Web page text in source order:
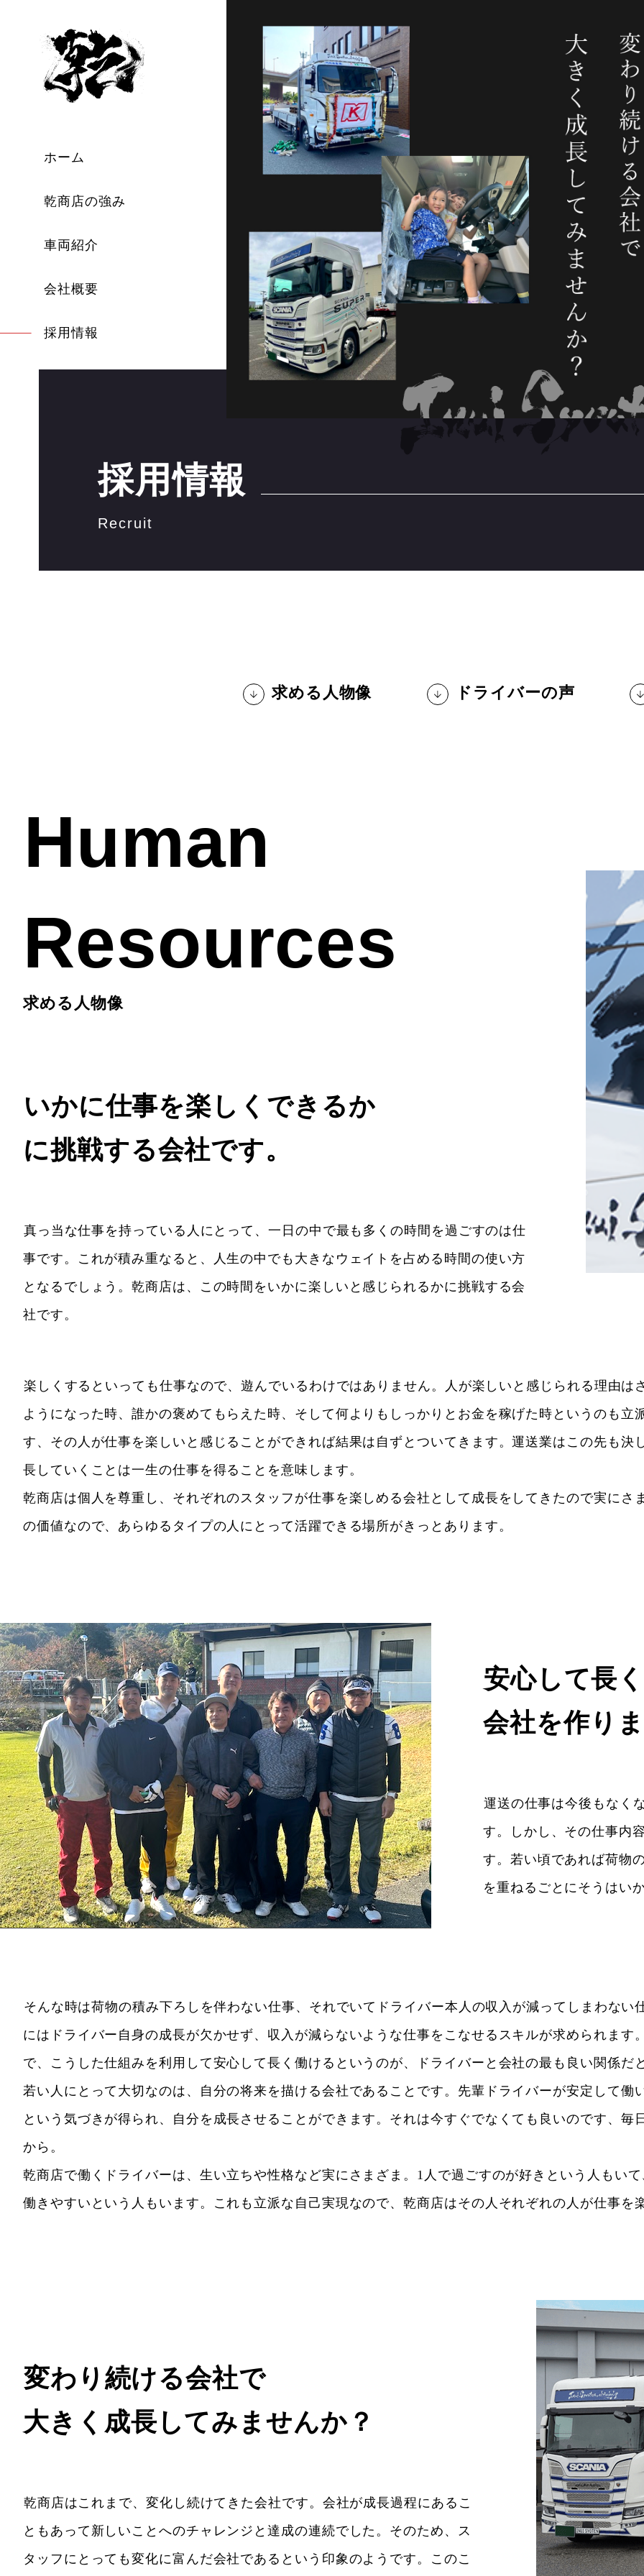
ホーム
乾商店の強み
車両紹介
会社概要
採用情報
採用情報
求める人物像 ドライバーの声
Human
Resources
求める人物像
いかに仕事を楽しくできるか
に挑戦する会社です。
真っ当な仕事を持っている人にとって、一日の中で最も多くの時間を過ごすのは仕
事です。これが積み重なると、人生の中でも大きなウェイトを占める時間の使い方
となるでしょう。乾商店は、この時間をいかに楽しいと感じられるかに挑戦する会
社です。
楽しくするといっても仕事なので、遊んでいるわけではありません。人が楽しいと感じられる理由
ようになった時、誰かの褒めてもらえた時、そして何よりもしっかりとお金を稼げた時というのも
す、その人が仕事を楽しいと感じることができれば結果は自ずとついてきます。運送業はこの先も決
長していくことは一生の仕事を得ることを意味します。
乾商店は個人を尊重し、それぞれのスタッフが仕事を楽しめる会社として成長をしてきたので実にさ
の価値なので、あらゆるタイプの人にとって活躍できる場所がきっとあります。
安心して長
会社を作り
運送の仕事は今後もなく
す。しかし、その仕事内
す。若い頃であれば荷物
を重ねるごとにそうはい
そんな時は荷物の積み下ろしを伴わない仕事、それでいてドライバー本人の収入が減ってしまわな
にはドライバー自身の成長が欠かせず、収入が減らないような仕事をこなせるスキルが求められま
で、こうした仕組みを利用して安心して長く働けるというのが、ドライバーと会社の最も良い関係だ
若い人にとって大切なのは、自分の将来を描ける会社であることです。先輩ドライバーが安定して
という気づきが得られ、自分を成長させることができます。それは今すぐでなくても良いのです、
から。
乾商店で働くドライバーは、生い立ちや性格など実にさまざま。1人で過ごすのが好きという人もい
働きやすいという人もいます。これも立派な自己実現なので、乾商店はその人それぞれの人が仕事を
変わり続ける会社で
大きく成長してみませんか？
乾商店はこれまで、変化し続けてきた会社です。会社が成長過程にあるこ
ともあって新しいことへのチャレンジと達成の連続でした。そのため、ス
タッフにとっても変化に富んだ会社であるという印象のようです。このこ